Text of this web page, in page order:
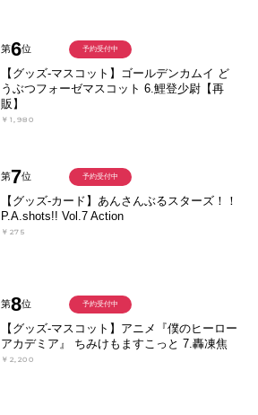
第6位
【グッズ-マスコット】ゴールデンカムイ ど
うぶつフォーゼマスコット 6.鯉登少尉【再
販】
￥1,980
予約受付中
第7位
【グッズ-カード】あんさんぶるスターズ！！
P.A.shots!! Vol.7 Action
￥275
予約受付中
第8位
【グッズ-マスコット】アニメ『僕のヒーロー
アカデミア』 ちみけもますこっと 7.轟凍焦
￥2,200
予約受付中